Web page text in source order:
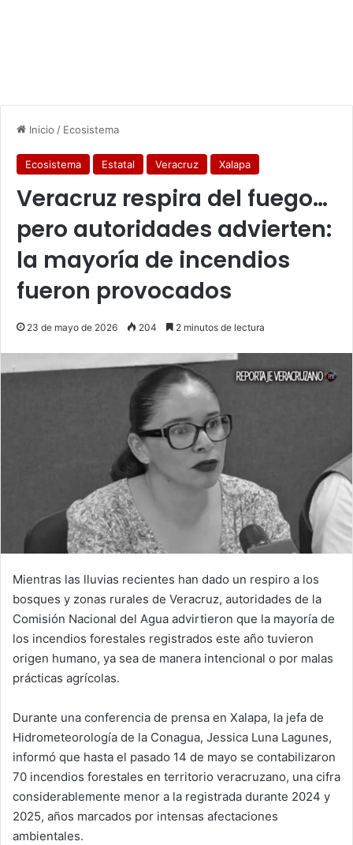
Inicio / Ecosistema
Ecosistema Estatal Veracruz Xalapa
Veracruz respira del fuego…
pero autoridades advierten:
la mayoría de incendios
fueron provocados
23 de mayo de 2026 204 2 minutos de lectura
Mientras las lluvias recientes han dado un respiro a los
bosques y zonas rurales de Veracruz, autoridades de la
Comisión Nacional del Agua advirtieron que la mayoría de
los incendios forestales registrados este año tuvieron
origen humano, ya sea de manera intencional o por malas
prácticas agrícolas.
Durante una conferencia de prensa en Xalapa, la jefa de
Hidrometeorología de la Conagua, Jessica Luna Lagunes,
informó que hasta el pasado 14 de mayo se contabilizaron
70 incendios forestales en territorio veracruzano, una cifra
considerablemente menor a la registrada durante 2024 y
2025, años marcados por intensas afectaciones
ambientales.